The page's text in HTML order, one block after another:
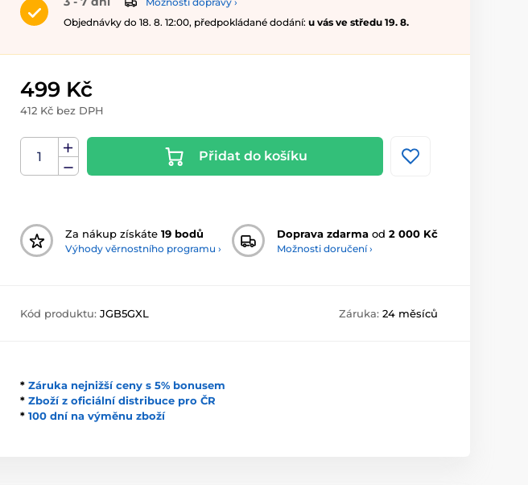
Objednávky do 18. 8. 12:00, předpokládané dodání: u vás ve středu 19. 8.
499 Kč
412 Kč bez DPH
Přidat do košíku
Za nákup získáte 19 bodů
Výhody věrnostního programu ›
Doprava zdarma od 2 000 Kč
Možnosti doručení ›
Kód produktu: JGB5GXL Záruka: 24 měsíců
* Záruka nejnižší ceny s 5% bonusem
* Zboží z oficiální distribuce pro ČR
* 100 dní na výměnu zboží